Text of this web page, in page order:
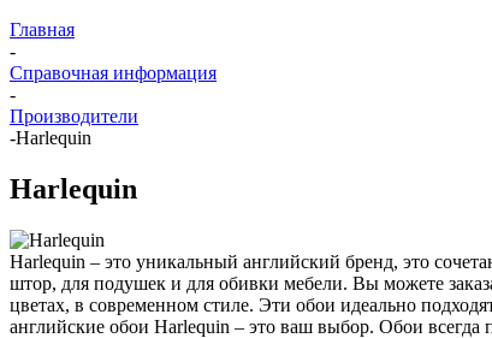
Главная
-
Справочная информация
-
Производители
-Harlequin
Harlequin
Harlequin – это уникальный английский бренд, это
штор, для подушек и для обивки мебели. Вы можете
цветах, в современном стиле. Эти обои идеально
английские обои Harlequin – это ваш выбор. Обои всегда